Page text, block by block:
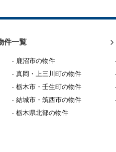
件一覧
鹿沼市の物件
真岡・上三川町の物件
栃木市・壬生町の物件
結城市・筑西市の物件
栃木県北部の物件